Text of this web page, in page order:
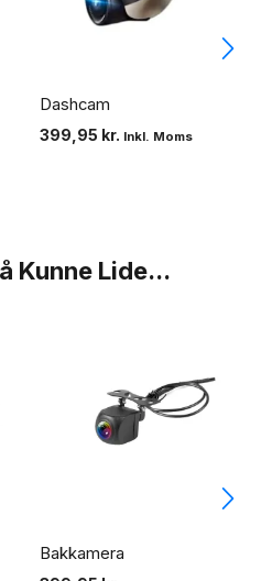
Dashcam
399,95 kr. Inkl. Moms
Kunne Lide...
Bakkamera